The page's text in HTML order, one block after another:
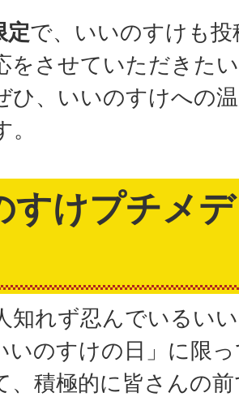
定で、いいのすけも
をさせていただきた
ひ、いいのすけへの
すけプチメ
知れず忍んでいるい
いのすけの日」に限
、積極的に皆さんの